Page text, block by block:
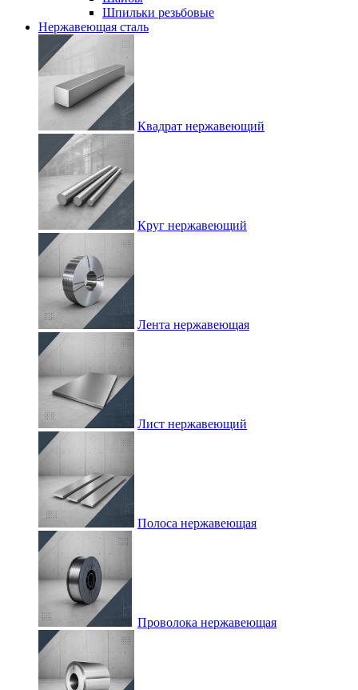
Шпильки резьбовые
Нержавеющая сталь
Квадрат нержавеющий
Круг нержавеющий
Лента нержавеющая
Лист нержавеющий
Полоса нержавеющая
Проволока нержавеющая